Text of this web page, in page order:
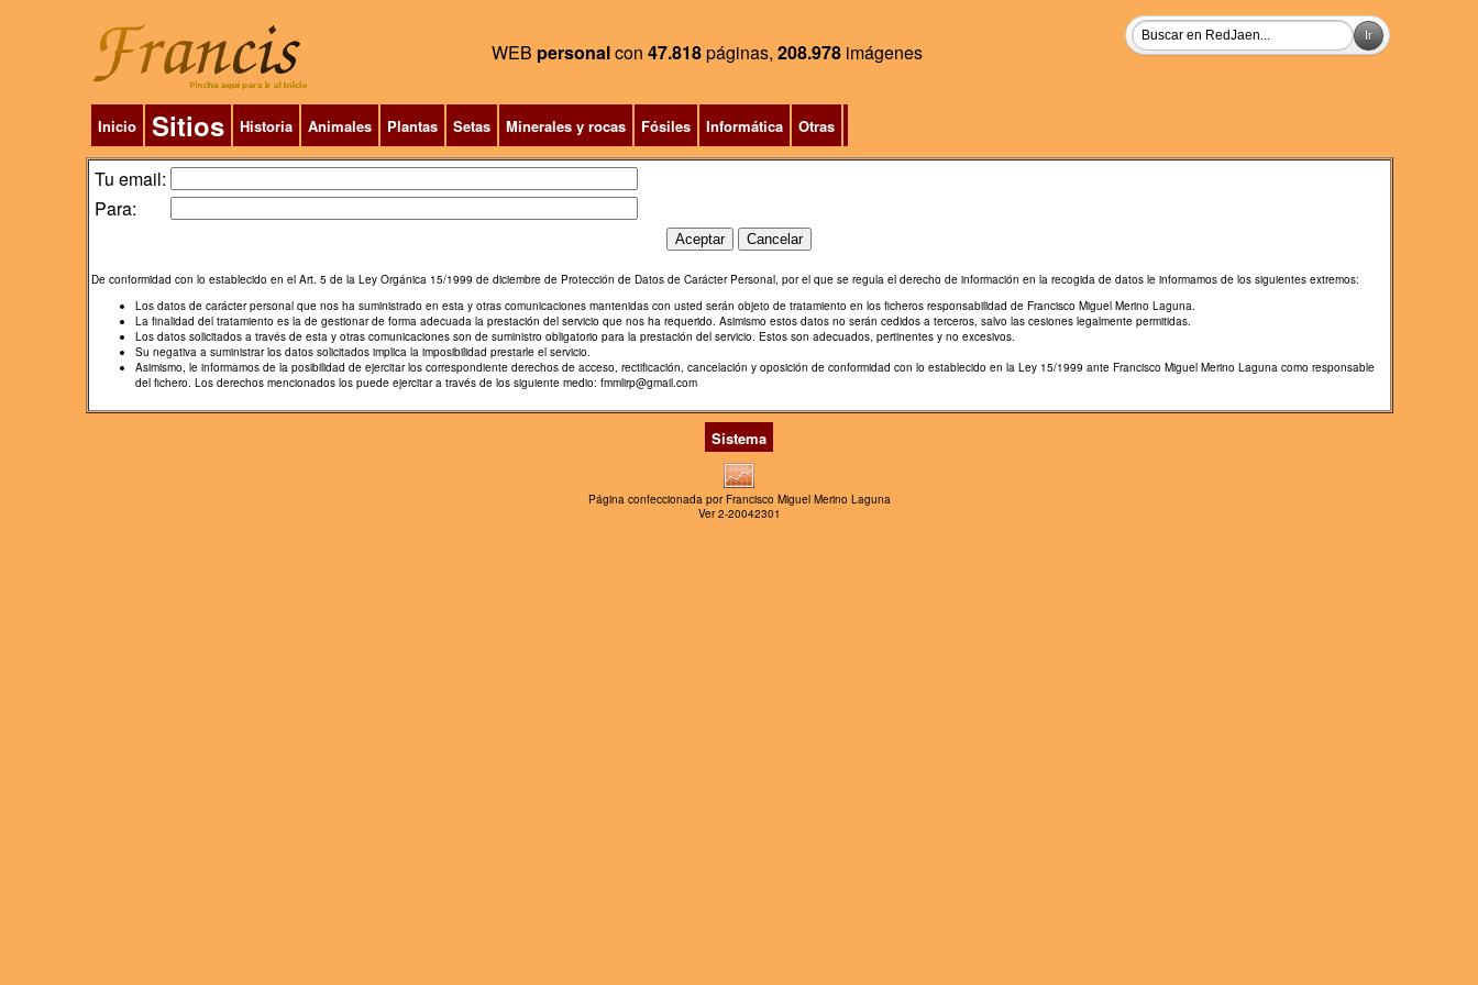
WEB personalcon 47.818páginas, 208.978 imágenes
Inicio Sitios Historia Animales Plantas Setas Minerales y rocas Fósiles Informática Otras
Tu email:
Para:
De conformidad con lo establecido en el Art. 5 de la Ley Orgánica 15/1999 de diciembre de Protección de Datos de Carácter Personal, por el que se regula el derecho de información en la recogida de datos le informamos de los siguientes extremos:
Los datos de carácter personal que nos ha suministrado en esta y otras comunicaciones mantenidas con usted serán objeto de tratamiento en los ficheros responsabilidad de Francisco Miguel Merino Laguna.
La finalidad del tratamiento es la de gestionar de forma adecuada la prestación del servicio que nos ha requerido. Asimismo estos datos no serán cedidos a terceros, salvo las cesiones legalmente permitidas.
Los datos solicitados a través de esta y otras comunicaciones son de suministro obligatorio para la prestación del servicio. Estos son adecuados, pertinentes y no excesivos.
Su negativa a suministrar los datos solicitados implica la imposibilidad prestarle el servicio.
Asimismo, le informamos de la posibilidad de ejercitar los correspondiente derechos de acceso, rectificación, cancelación y oposición de conformidad con lo establecido en la Ley 15/1999 ante Francisco Miguel Merino Laguna como responsable
del fichero. Los derechos mencionados los puede ejercitar a través de los siguiente medio: fmmlirp@gmail.com
Sistema
Página confeccionada por Francisco Miguel Merino Laguna
Ver 2-20042301